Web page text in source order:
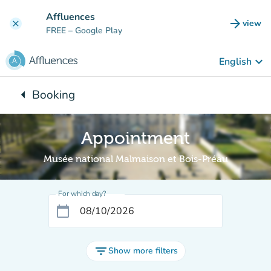
clear Affluences
FREE – Google Play arrow_forward view
(new
English keyboard_arrow_down
arrow_leftBack to:
Booking
Appointment
Musée national Malmaison et Bois-Préau
For which day?
calendar_today
filter_listShow more filters